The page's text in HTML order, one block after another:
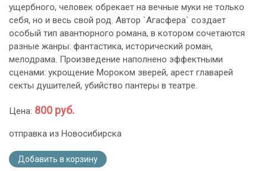
ущербного, человек обрекает на вечные муки не только
себя, но и весь свой род. Автор `Агасфера` создает
особый тип авантюрного романа, в котором сочетаются
разные жанры: фантастика, исторический роман,
мелодрама. Произведение наполнено эффектными
сценами: укрощение Мороком зверей, арест главарей
секты душителей, убийство пантеры в театре.
Цена: 800 руб.
отправка из Новосибирска
Добавить в корзину